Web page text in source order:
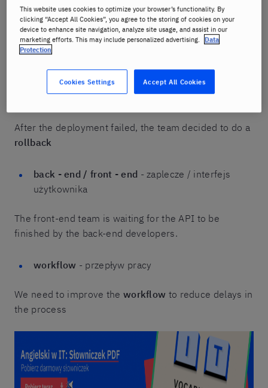
merge request / pull request- prośba o scalenie
kodu
Please submit a
rollback- cofnięcie zmian
After the deployment failed, the team decided to do a
rollback
back - end / front - end - zaplecze / interfejs
użytkownika
The front-end team is waiting for the API to be
finished by the back-end developers.
workflow - przepływ pracy
We need to improve the workflow to reduce delays in
the process
This website uses cookies to optimize your browser’s functionality. By
clicking “Accept All Cookies”, you agree to the storing of cookies on your
device to enhance site navigation, analyze site usage, and assist in our
marketing efforts. This may include personalized advertising. Data
Protection
Accept All Cookies
Cookies Settings